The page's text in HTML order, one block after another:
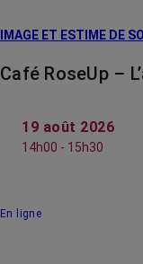
IMAGE ET ESTIME DE SOI
Café RoseUp –
19 août 2026
14h00 - 15h30
En ligne